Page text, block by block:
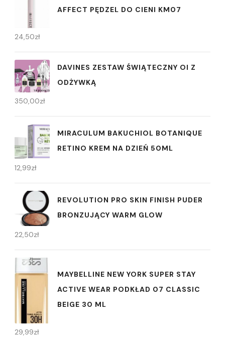
AFFECT PĘDZEL DO CIENI KM07
24,50zł
DAVINES ZESTAW ŚWIĄTECZNY OI Z
ODŻYWKĄ
350,00zł
MIRACULUM BAKUCHIOL BOTANIQUE
RETINO KREM NA DZIEŃ 50ML
12,99zł
REVOLUTION PRO SKIN FINISH PUDER
BRONZUJĄCY WARM GLOW
22,50zł
MAYBELLINE NEW YORK SUPER STAY
ACTIVE WEAR PODKŁAD 07 CLASSIC
BEIGE 30 ML
29,99zł